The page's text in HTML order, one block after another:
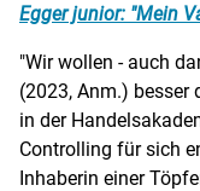
Egger junior: "Mein
"Wir wollen - auch
(2023, Anm.) besser
in der
Controlling für sich
Inhaberin einer